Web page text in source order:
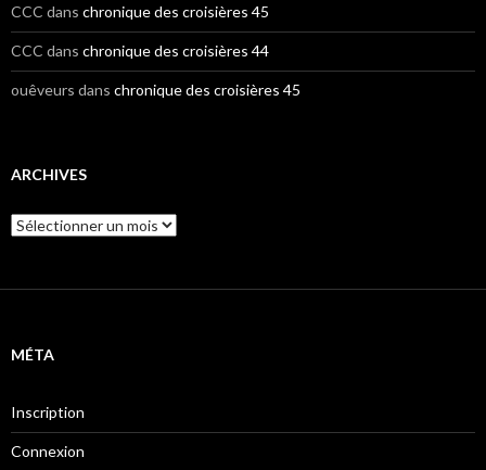
CCC dans chronique des croisières 45
CCC dans chronique des croisières 44
ouêveurs dans chronique des croisières 45
ARCHIVES
A
r
s
MÉTA
Inscription
Connexion